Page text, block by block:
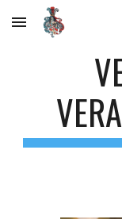
Skip to main content